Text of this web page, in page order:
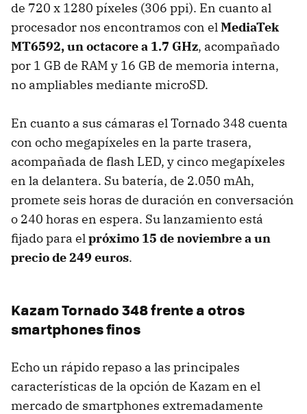
de 720 x 1280 píxeles (306 ppi). En cuanto al
procesador nos encontramos con elMediaTek
MT6592, un octacore a 1.7 GHz, acompañado
por 1 GB de RAM y 16 GB de memoria interna,
no ampliables mediante microSD.
En cuanto a sus cámaras el Tornado 348 cuenta
con ocho megapíxeles en la parte trasera,
acompañada de flash LED, y cinco megapíxeles
en la delantera. Su batería, de 2.050 mAh,
promete seis horas de duración en conversación
o 240 horas en espera. Su lanzamiento está
fijado para elpróximo 15 de noviembre a un
precio de 249 euros.
Kazam Tornado 348 frente a otros
smartphones finos
Echo un rápido repaso a las principales
características de la opción de Kazam en el
mercado de smartphones extremadamente